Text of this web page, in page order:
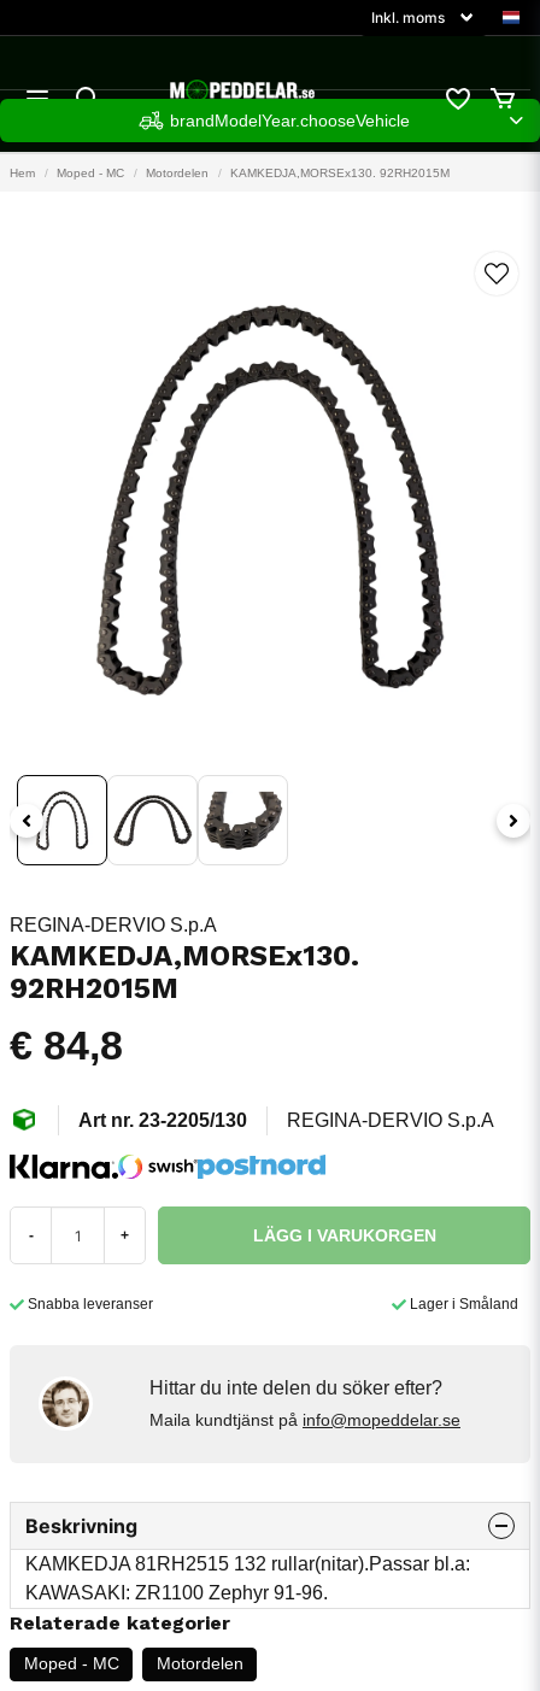
brandModelYear.chooseVehicle
Hem Moped - MC Motordelen KAMKEDJA,MORSEx130. 92RH2015M
REGINA-DERVIO S.p.A
KAMKEDJA,MORSEx130.
92RH2015M
€ 84,8
23-2205/130 REGINA-DERVIO S.p.A
- + LÄGG I VARUKORGEN
Snabba leveranser Lager i Småland
Hittar du inte delen du söker efter?
Maila kundtjänst på info@mopeddelar.se
Beskrivning
KAMKEDJA 81RH2515 132 rullar(nitar).Passar bl.a:
KAWASAKI: ZR1100 Zephyr 91-96.
Relaterade kategorier
Moped - MC Motordelen